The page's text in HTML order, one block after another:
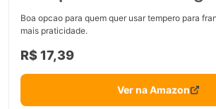
Boa opcao para quem quer usar tempero para
mais praticidade.
R$ 17,39
Ver na Amazon